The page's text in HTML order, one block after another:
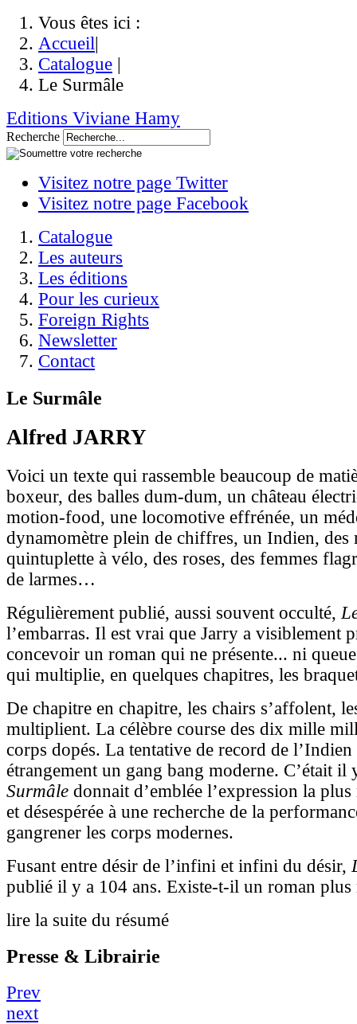
Vous êtes ici :
Accueil|
Catalogue |
Le Surmâle
Editions Viviane Hamy
Recherche
Visitez notre page Twitter
Visitez notre page Facebook
Catalogue
Les auteurs
Les éditions
Pour les curieux
Foreign Rights
Newsletter
Contact
Le Surmâle
Alfred JARRY
Voici un texte qui rassemble beaucoup de
boxeur, des balles dum-dum, un château
motion-food, une locomotive effrénée, un
dynamomètre plein de chiffres, un Indien, des
quintuplette à vélo, des roses, des femmes
de larmes…
Régulièrement publié, aussi souvent occulté,
l’embarras. Il est vrai que Jarry a visiblement
concevoir un roman qui ne présente... ni
qui multiplie, en quelques chapitres, les
De chapitre en chapitre, les chairs s’affolent,
multiplient. La célèbre course des dix mille
corps dopés. La tentative de record de
étrangement un gang bang moderne. C’était il
Surmâle donnait d’emblée l’expression la
et désespérée à une recherche de la
gangrener les corps modernes.
Fusant entre désir de l’infini et infini du désir,
publié il y a 104 ans. Existe-t-il un roman plus
lire la suite du résumé
Presse & Librairie
Prev
next